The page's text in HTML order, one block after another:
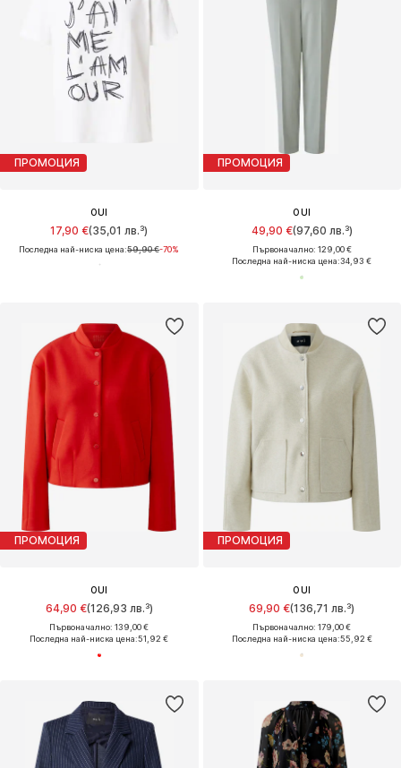
ПРОМОЦИЯ
OUI
17,90 €(35,01 лв.³)
Последна най-ниска цена:59,90 €-70%
ПРОМОЦИЯ
OUI
49,90 €(97,60 лв.³)
Първоначално: 129,00 €
Последна най-ниска цена:34,93 €
ПРОМОЦИЯ
OUI
64,90 €(126,93 лв.³)
Първоначално: 139,00 €
Последна най-ниска цена:51,92 €
ПРОМОЦИЯ
OUI
69,90 €(136,71 лв.³)
Първоначално: 179,00 €
Последна най-ниска цена:55,92 €